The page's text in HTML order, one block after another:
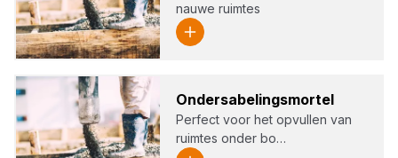
nauwe ruimtes
Onders­a­be­lings­mor­tel
Perfect voor het opvullen van
ruimtes onder bo…